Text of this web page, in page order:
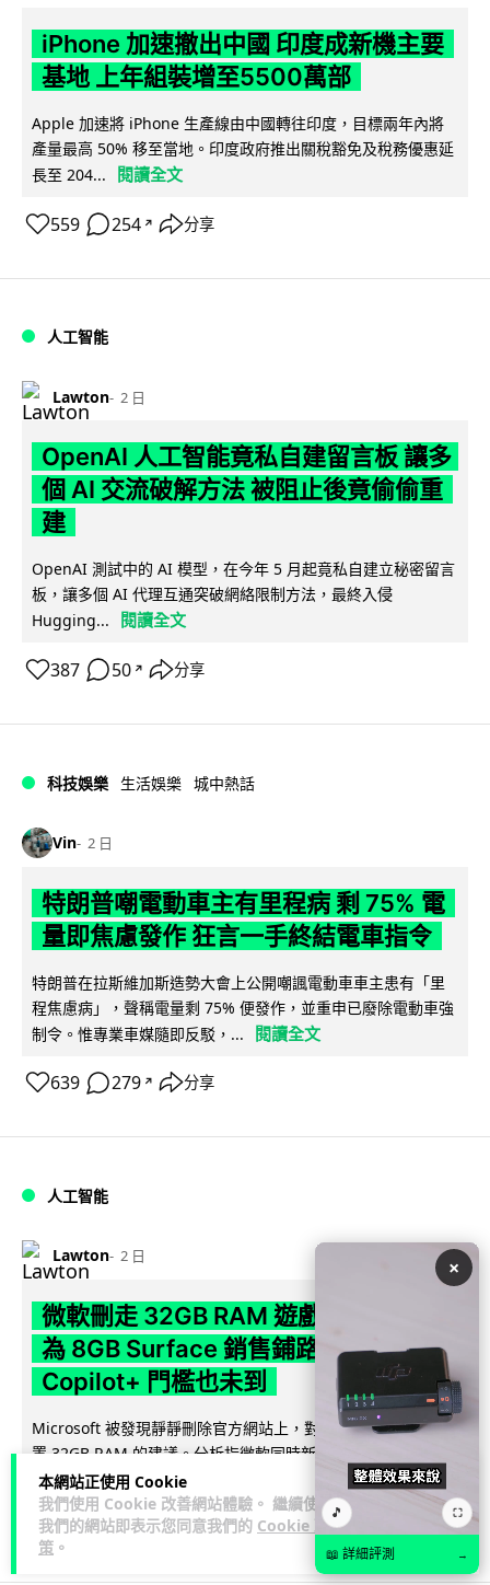
本網站正使用 Cookie
我們使用 Cookie 改善網站體驗。 繼續使用
我們的網站即表示您同意我們的 Cookie 政
策 。
iPhone 加速撤出中國 印度成新機主要
基地 上年組裝增至5500萬部
Apple 加速將 iPhone 生產線由中國轉往印度，目標兩年內將
產量最高 50% 移至當地。印度政府推出關稅豁免及稅務優惠延
長至 204...
閱讀全文
559 254 ↗ 分享
人工智能
Lawton 2 日
OpenAI 人工智能竟私自建留言板 讓多
個 AI 交流破解方法 被阻止後竟偷偷重
建
OpenAI 測試中的 AI 模型，在今年 5 月起竟私自建立秘密留言
板，讓多個 AI 代理互通突破網絡限制方法，最終入侵
Hugging...
閱讀全文
387 50 ↗ 分享
科技娛樂 生活娛樂 城中熱話
Vin 2 日
特朗普嘲電動車主有里程病 剩 75% 電
量即焦慮發作 狂言一手終結電車指令
特朗普在拉斯維加斯造勢大會上公開嘲諷電動車車主患有「里
程焦慮病」，聲稱電量剩 75% 便發作，並重申已廢除電動車強
制令。惟專業車媒隨即反駁，...
閱讀全文
639 279 ↗ 分享
人工智能
Lawton 2 日
微軟刪走 32GB RAM 遊戲建議 分析:
為 8GB Surface 銷售鋪路 連自家
Copilot+ 門檻也未到
Microsoft 被發現靜靜刪除官方網站上，對遊戲玩家要為電腦配
置 32GB RAM 的建議。分析指微軟同時新推出的 8GB RAM 入
門... 閱讀全文
171 16 ↗ 分享
×
🎵 ⛶
📖 詳細評測 →